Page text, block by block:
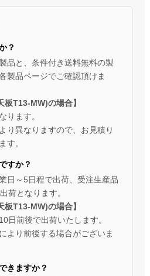
？
品と、条件付き送料無料の製
製品ページでご確認頂けま
板T13-MW)の場合】
ります。
り異なりますので、お見積り
す。
すか？
日～5日程で出荷、受注生産品
荷となります。
板T13-MW)の場合】
日前後で出荷いたします。
より前後する場合がございま
きますか？